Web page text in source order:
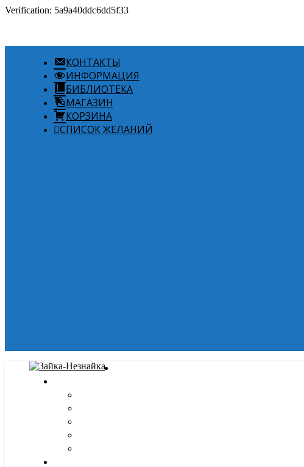
Verification: 5a9a40ddc6dd5f33
КОНТАКТЫ
ИНФОРМАЦИЯ
БИБЛИОТЕКА
МАГАЗИН
КОРЗИНА
СПИСОК ЖЕЛАНИЙ